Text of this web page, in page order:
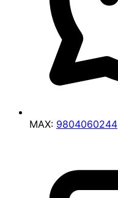
MAX: 9804060244